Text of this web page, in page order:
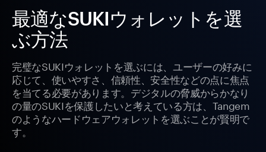
最適なSUKIウォレットを選
ぶ方法
完璧なSUKIウォレットを選ぶには、ユーザーの好みに
応じて、使いやすさ、信頼性、安全性などの点に焦点
を当てる必要があります。デジタルの脅威からかなり
の量のSUKIを保護したいと考えている方は、Tangem
のようなハードウェアウォレットを選ぶことが賢明で
す。